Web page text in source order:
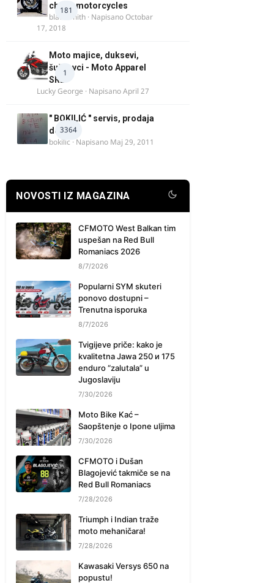
181
chock motorcycles
blacksmith · NapisanoOctobar
17, 2018
1
Moto majice, duksevi,
šuškavci - Moto Apparel
SRB
Lucky George · NapisanoApril 27
3364
" BOKILIĆ " servis, prodaja
delova
bokilic · Napisano Maj 29, 2011
NOVOSTI IZ MAGAZINA
CFMOTO West Balkan tim
uspešan na Red Bull
Romaniacs 2026
8/7/2026
Popularni SYM skuteri
ponovo dostupni –
Trenutna isporuka
8/7/2026
Tvigijeve priče: kako je
kvalitetna Jawa 250 и 175
enduro “zalutala” u
Jugoslaviju
7/30/2026
Moto Bike Kać –
Saopštenje o Ipone uljima
7/30/2026
CFMOTO i Dušan
Blagojević takmiče se na
Red Bull Romaniacs
7/28/2026
Triumph i Indian traže
moto mehaničara!
7/28/2026
Kawasaki Versys 650 na
popustu!